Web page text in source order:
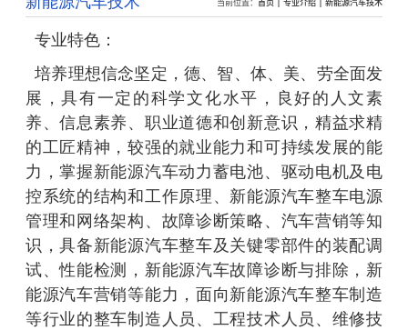
专业特色：
培养理想信念坚定，德、智、体、美、劳全面发
展，具有一定的科学文化水平，良好的人文素
养、信息素养、职业道德和创新意识，精益求精
的工匠精神，较强的就业能力和可持续发展的能
力，掌握新能源汽车动力蓄电池、驱动电机及电
控系统的结构和工作原理、新能源汽车整车电源
管理和网络架构、故障诊断策略、汽车营销等知
识，具备新能源汽车整车及关键零部件的装配调
试、性能检测，新能源汽车故障诊断与排除，新
能源汽车营销等能力，面向新能源汽车整车制造
等行业的整车制造人员、工程技术人员、维修技